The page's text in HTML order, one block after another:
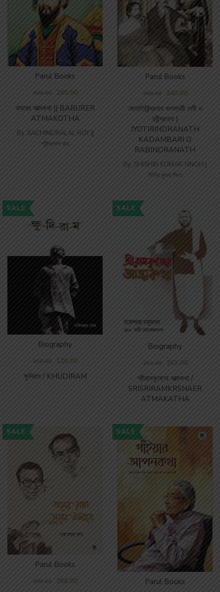
বাবরের আত্মকথা || BABURER
ATMAKOTHA
Parul Books
300.00 240.00
By SACHINDRALAL ROY ||
শচীন্দ্রলাল রায়
জ্যোতিরিন্দ্রনাথ কাদম্বরী দেবী ও
রবীন্দ্রনাথ |
JYOTIRINDRANATH
KADAMBARI O
RABINDRANATH
Parul Books
300.00 240.00
By SHISHIR KUMAR SINGH |
শিশির কুমার সিংহ
SALE
ক্ষুদিরাম / KHUDIRAM
Biography
150.00 120.00
SALE
শ্রীরামকৃষ্ণের আত্মকথা /
SRISRIRAMKRSNAER
ATMAKATHA
Biography
250.00 163.00
SALE
Parul Books
380.00 266.00
SALE
Parul Books